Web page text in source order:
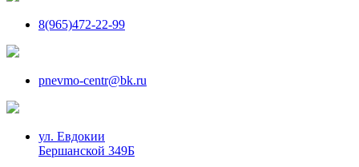
8(965)472-22-99
pnevmo-centr@bk.ru
ул. Евдокии
Бершанской 349Б